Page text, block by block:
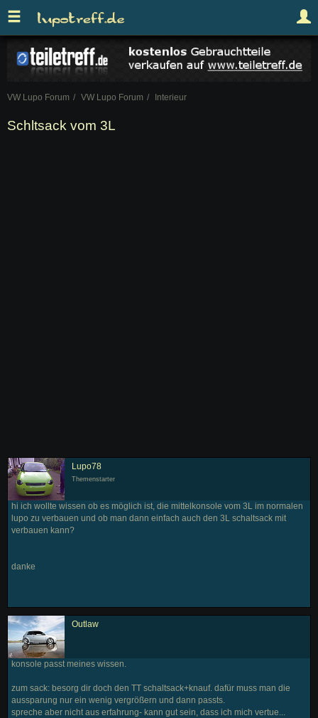
VW Lupo Forum VW Lupo Forum Interieur
Schltsack vom 3L
Lupo78
Themenstarter
hi ich wollte wissen ob es möglich ist, die mittelkonsole vom 3L im normalen
lupo zu verbauen und ob man dann einfach auch den 3L schaltsack mit
verbauen kann?
danke
Outlaw
konsole passt meines wissen.
zum sack: besorg dir doch den TT schaltsack+knauf. dafür muss man die
aussparung nur ein wenig vergrößern und dann passts.
spreche aber nicht aus erfahrung- kann gut sein, dass ich mich vertue...